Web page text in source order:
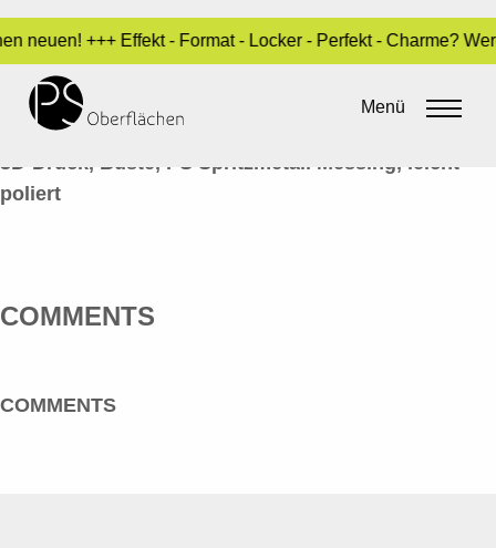
+++ Effekt - Format - Locker - Perfekt - Charme?
Menü
METALL-OPTIK 30_BÜSTE2
admin•14. Juni 2016
3D-Druck, Büste, PS Spritzmetall Messing, leicht
poliert
COMMENTS
COMMENTS